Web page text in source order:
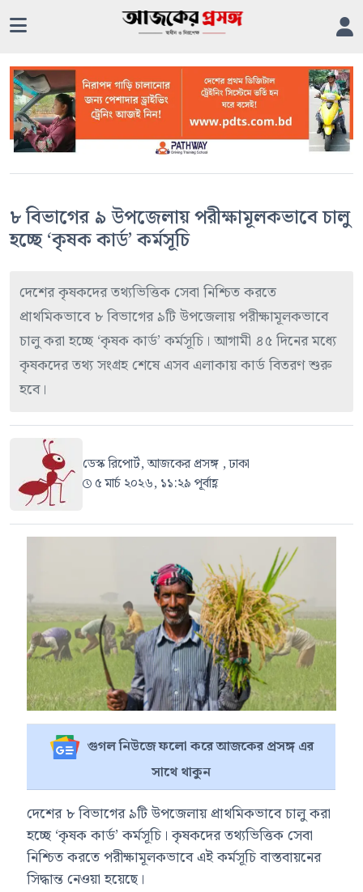
৮ বিভাগের ৯ উপজেলায় পরীক্ষামূলকভাবে চালু
হচ্ছে ‘কৃষক কার্ড’ কর্মসূচি
দেশের কৃষকদের তথ্যভিত্তিক সেবা নিশ্চিত করতে
প্রাথমিকভাবে ৮ বিভাগের ৯টি উপজেলায় পরীক্ষামূলকভাবে
চালু করা হচ্ছে ‘কৃষক কার্ড’ কর্মসূচি। আগামী ৪৫ দিনের মধ্যে
কৃষকদের তথ্য সংগ্রহ শেষে এসব এলাকায় কার্ড বিতরণ শুরু
হবে।
ডেস্ক রিপোর্ট, আজকের প্রসঙ্গ , ঢাকা
৫ মার্চ ২০২৬, ১১:২৯ পূর্বাহ্ণ
গুগল নিউজে ফলো করে আজকের প্রসঙ্গ এর
সাথে থাকুন
দেশের ৮ বিভাগের ৯টি উপজেলায় প্রাথমিকভাবে চালু করা
হচ্ছে ‘কৃষক কার্ড’ কর্মসূচি। কৃষকদের তথ্যভিত্তিক সেবা
নিশ্চিত করতে পরীক্ষামূলকভাবে এই কর্মসূচি বাস্তবায়নের
সিদ্ধান্ত নেওয়া হয়েছে।